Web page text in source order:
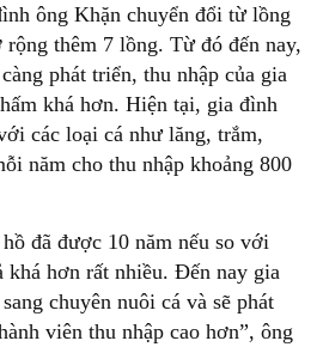
ông Khặn chuyển đổi từ lồng
rộng thêm 7 lồng. Từ đó đến nay,
phát triển, thu nhập của gia
khá hơn. Hiện tại, gia đình
các loại cá như lăng, trắm,
năm cho thu nhập khoảng 800
đã được 10 năm nếu so với
khá hơn rất nhiều. Đến nay gia
chuyên nuôi cá và sẽ phát
viên thu nhập cao hơn”, ông